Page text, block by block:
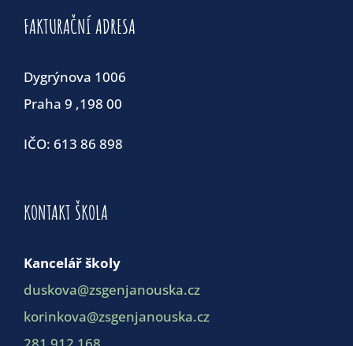
FAKTURAČNÍ ADRESA
Dygrýnova 1006
Praha 9 ,198 00
IČO: 613 86 898
KONTAKT ŠKOLA
Kancelář školy
duskova@zsgenjanouska.cz
korinkova@zsgenjanouska.cz